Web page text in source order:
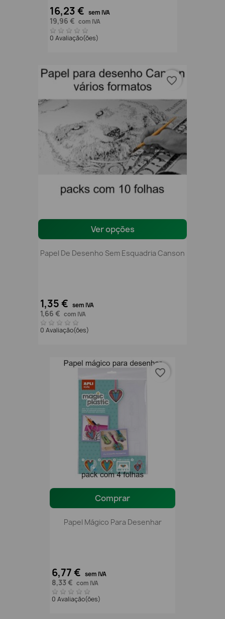
16,23 € sem IVA
19,96 € com IVA
0 Avaliação(ões)
Ver opções
Papel De Desenho Sem Esquadria Canson
1,35 € sem IVA
1,66 € com IVA
0 Avaliação(ões)
favorite_border
Comprar
Papel Mágico Para Desenhar
6,77 € sem IVA
8,33 € com IVA
0 Avaliação(ões)
favorite_border